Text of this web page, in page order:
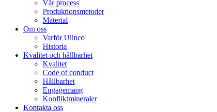
Vår process
Produktionsmetoder
Material
Om oss
Varför Ulinco
Historia
Kvalitet och hållbarhet
Kvalitet
Code of conduct
Hållbarhet
Engagemang
Konfliktmineraler
Kontakta oss